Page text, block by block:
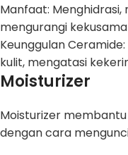
Manfaat:
mengurangi
Keunggulan
kulit, mengatasi
Moisturizer
Moisturizer
dengan cara